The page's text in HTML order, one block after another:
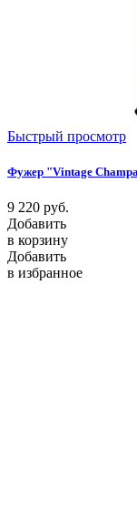
Быстрый просмотр
Фужер "Vintage
9 220 руб.
Добавить
в корзину
Добавить
в избранное